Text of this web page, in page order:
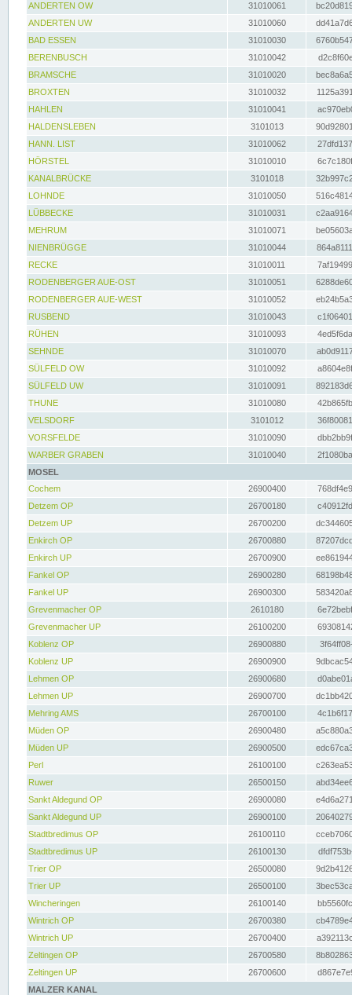
ANDERTEN OW
31010061
ANDERTEN UW
31010060
BAD ESSEN
31010030
BERENBUSCH
31010042
BRAMSCHE
31010020
BROXTEN
31010032
HAHLEN
31010041
HALDENSLEBEN
3101013
HANN. LIST
31010062
HÖRSTEL
31010010
KANALBRÜCKE
3101018
LOHNDE
31010050
LÜBBECKE
31010031
MEHRUM
31010071
NIENBRÜGGE
31010044
RECKE
31010011
RODENBERGER AUE-OST
31010051
RODENBERGER AUE-WEST
31010052
RUSBEND
31010043
RÜHEN
31010093
SEHNDE
31010070
SÜLFELD OW
31010092
SÜLFELD UW
31010091
THUNE
31010080
VELSDORF
3101012
VORSFELDE
31010090
WARBER GRABEN
31010040
MOSEL
Cochem
26900400
Detzem OP
26700180
Detzem UP
26700200
Enkirch OP
26700880
Enkirch UP
26700900
Fankel OP
26900280
Fankel UP
26900300
Grevenmacher OP
2610180
Grevenmacher UP
26100200
Koblenz OP
26900880
Koblenz UP
26900900
Lehmen OP
26900680
Lehmen UP
26900700
Mehring AMS
26700100
Müden OP
26900480
Müden UP
26900500
Perl
26100100
Ruwer
26500150
Sankt Aldegund OP
26900080
Sankt Aldegund UP
26900100
Stadtbredimus OP
26100110
Stadtbredimus UP
26100130
Trier OP
26500080
Trier UP
26500100
Wincheringen
26100140
Wintrich OP
26700380
Wintrich UP
26700400
Zeltingen OP
26700580
Zeltingen UP
26700600
MALZER KANAL